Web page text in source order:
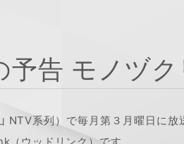
告 モノヅク
NTV系列）で毎月第３月曜日に放